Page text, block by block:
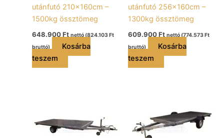
utánfutó 210x160cm –
1500kg össztömeg
648.900Ft nettó (824.103 Ft
bruttó)
Kosárba
teszem
utánfutó 256x160cm –
1300kg össztömeg
609.900Ft nettó (774.573 Ft
bruttó)
Kosárba
teszem